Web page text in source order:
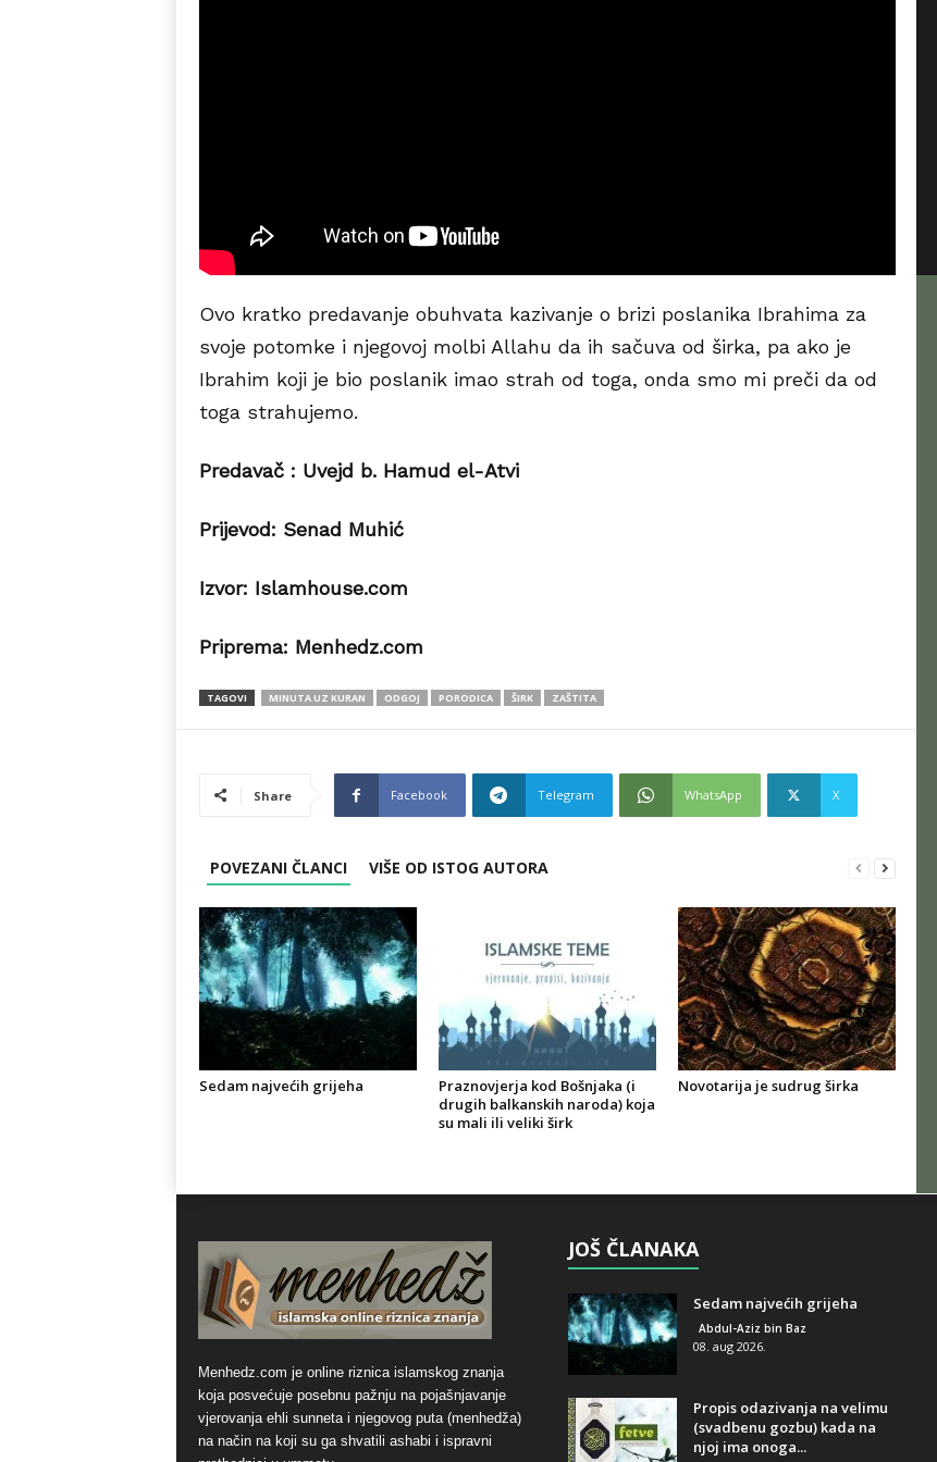
Ovo kratko predavanje obuhvata kazivanje o brizi poslanika Ibrahima za
svoje potomke i njegovoj molbi Allahu da ih sačuva od širka, pa ako je
Ibrahim koji je bio poslanik imao strah od toga, onda smo mi preči da od
toga strahujemo.
Predavač : Uvejd b. Hamud el-Atvi
Prijevod: Senad Muhić
Izvor: Islamhouse.com
Priprema: Menhedz.com
TAGOVI MINUTA UZ KURAN ODGOJ PORODICA ŠIRK ZAŠTITA
Share Facebook Telegram WhatsApp X
POVEZANI ČLANCI VIŠE OD ISTOG AUTORA
Sedam najvećih grijeha
Praznovjerja kod Bošnjaka (i
drugih balkanskih naroda) koja
su mali ili veliki širk
Novotarija je sudrug širka
Menhedz.com je online riznica islamskog znanja
koja posvećuje posebnu pažnju na pojašnjavanje
vjerovanja ehli sunneta i njegovog puta (menhedža)
na način na koji su ga shvatili ashabi i ispravni
JOŠ ČLANAKA
Sedam najvećih grijeha
Abdul-Aziz bin Baz
08. aug 2026.
Propis odazivanja na velimu
(svadbenu gozbu) kada na
njoj ima onoga...